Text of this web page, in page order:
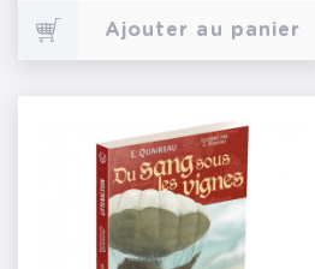
Ajouter au panier